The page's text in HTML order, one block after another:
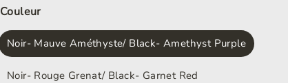
Couleur
Noir- Mauve Améthyste/ Black- Amethyst Purple
Noir- Rouge Grenat/ Black- Garnet Red